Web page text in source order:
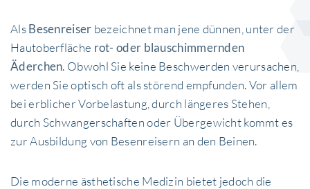
AlsBesenreiser bezeichnet man jene dünnen, unter der
Hautoberfläche rot- oder blauschimmernden
Äderchen. Obwohl Sie keine Beschwerden verursachen,
werden Sie optisch oft als störend empfunden. Vor allem
bei erblicher Vorbelastung, durch längeres Stehen,
durch Schwangerschaften oder Übergewicht kommt es
zur Ausbildung von Besenreisern an den Beinen.
Die moderne ästhetische Medizin bietet jedoch die